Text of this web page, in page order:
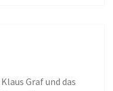
Graf und das